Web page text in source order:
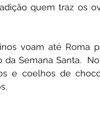
quem traz os
voam até Roma
Semana Santa.
e coelhos de